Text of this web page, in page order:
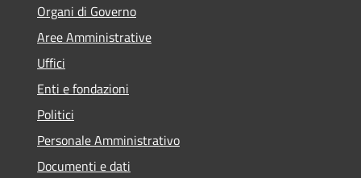
Organi di Governo
Aree Amministrative
Uffici
Enti e fondazioni
Politici
Personale Amministrativo
Documenti e dati